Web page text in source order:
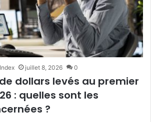
juillet 8, 2026 0
dollars levés au premier
: quelles sont les
?